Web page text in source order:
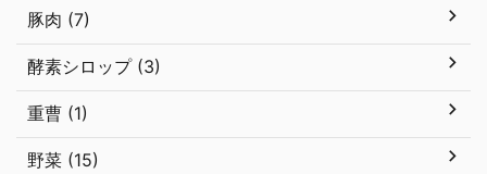
豚肉 (7)
酵素シロップ (3)
重曹 (1)
野菜 (15)